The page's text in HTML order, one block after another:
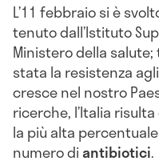
L’11 febbraio si è
tenuto dall’Istituto
Ministero della
stata la resistenza
cresce nel nostro
ricerche, l’Italia
la più alta
numero diantibiotici.